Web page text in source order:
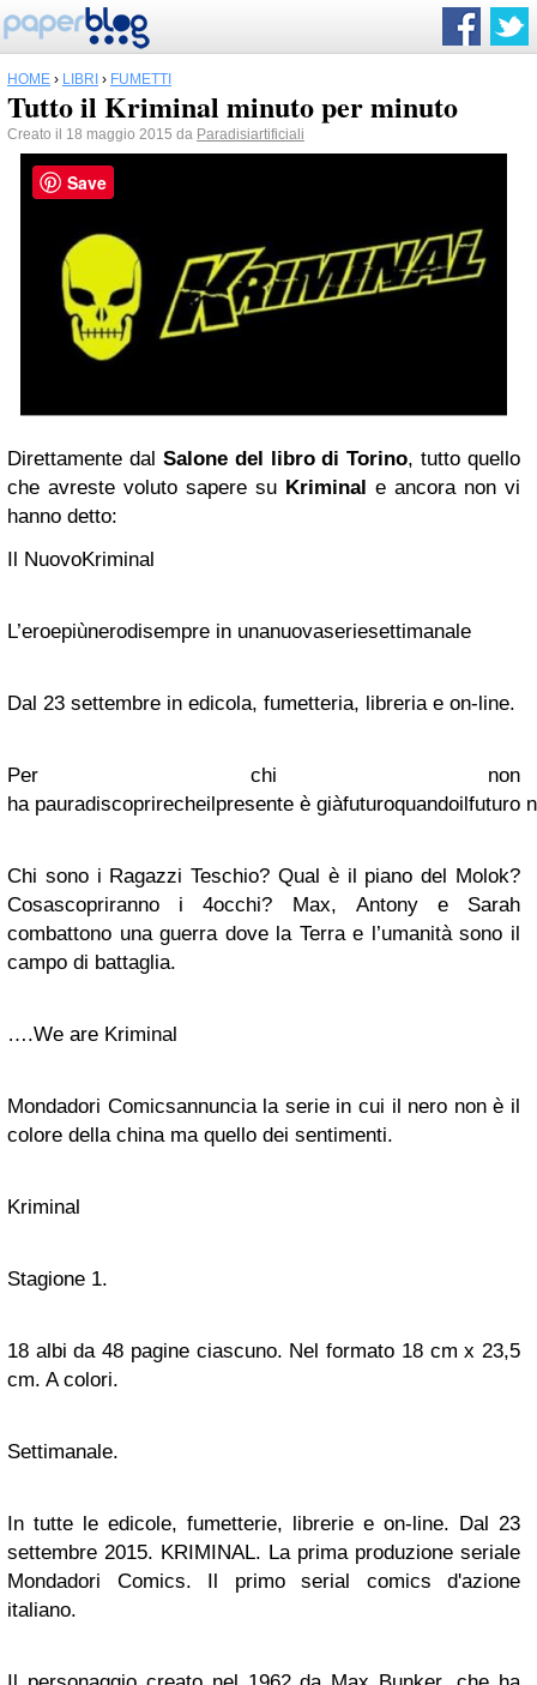
HOME › LIBRI › FUMETTI
Tutto il Kriminal minuto per minuto
Creato il 18 maggio 2015 da Paradisiartificiali
Direttamente dal Salone del libro di Torino, tutto quello
che avreste voluto sapere su Kriminal e ancora non vi
hanno detto:
NuovoKriminal
L’eroepiùnerodisempre in unanuovaseriesettimanale
Dal 23 settembre in edicola, fumetteria, libreriae on-line.
Per chi non
ha pauradiscoprirecheil presente è giàfuturoquandoil futuro
Chi sono i Ragazzi Teschio? Qual è il piano del Molok?
Cosascopriranno i 4occhi? Max, Antonye Sarah
combattono una guerra dove la Terra e l’umanità sono il
campo di battaglia.
….We are Kriminal
Mondadori Comicsannuncia la serie in cui il nero non è il
colore della china ma quello dei sentimenti.
Kriminal
Stagione 1.
18 albi da 48 pagine ciascuno. Nel formato 18 cm x 23,5
cm. A colori.
Settimanale.
In tutte le edicole, fumetterie, librerie e on-line. Dal 23
settembre 2015. KRIMINAL. La prima produzione seriale
Mondadori Comics. Il primo serial comics d'azione
italiano.
Save